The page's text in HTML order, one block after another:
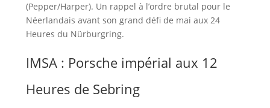
(Pepper/Harper). Un rappel à l’ordre brutal pour le
Néerlandais avant son grand défi de mai aux 24
Heures du Nürburgring.
IMSA : Porsche impérial aux 12
Heures de Sebring